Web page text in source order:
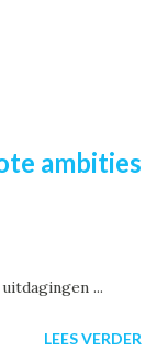
ambities
...
LEES VERDER